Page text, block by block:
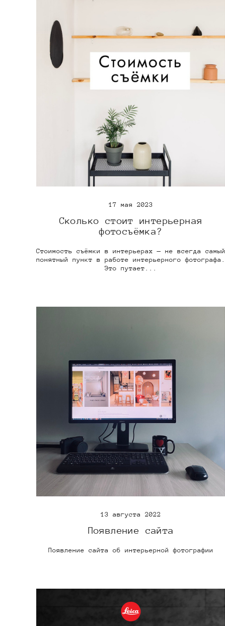
17 мая 2023
Сколько стоит интерьерная
фотосъёмка?
Стоимость съёмки в интерьерах — не всегда самый
понятный пункт в работе интерьерного фотографа.
Это путает...
13 августа 2022
Появление сайта
Появление сайта об интерьерной фотографии